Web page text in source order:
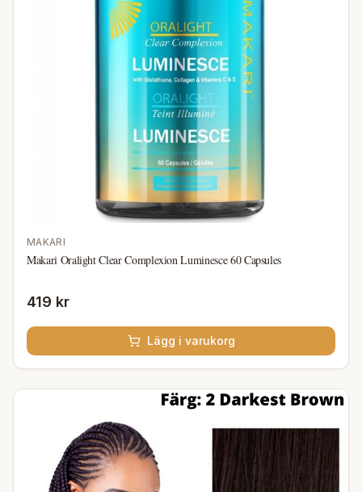
MAKARI
Makari Oralight Clear Complexion Luminesce 60 Capsules
419 kr
Lägg i varukorg